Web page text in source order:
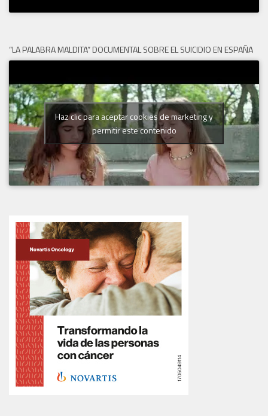
“LA PALABRA MALDITA” DOCUMENTAL SOBRE EL SUICIDIO EN ESPAÑA
Haz clic para aceptar cookies de marketing y
permitir este contenido